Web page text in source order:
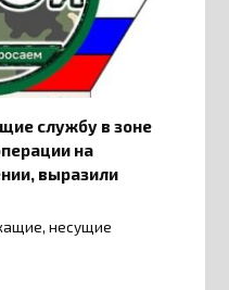
службу в зоне
на
выразили
несущие